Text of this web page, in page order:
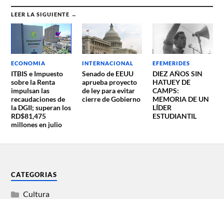
LEER LA SIGUIENTE →
ECONOMIA
ITBIS e Impuesto
sobre la Renta
impulsan las
recaudaciones de
la DGII; superan los
RD$81,475
millones en julio
INTERNACIONAL
Senado de EEUU
aprueba proyecto
de ley para evitar
cierre de Gobierno
EFEMERIDES
DIEZ AÑOS SIN
HATUEY DE
CAMPS:
MEMORIA DE UN
LÍDER
ESTUDIANTIL
CATEGORIAS
Cultura